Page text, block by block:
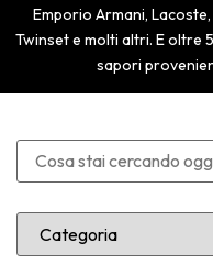
Emporio Armani,
Twinset e molti altri. E
sapori